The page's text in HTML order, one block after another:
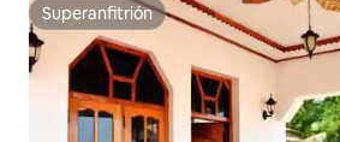
Superanfitrión
Superanfitrión